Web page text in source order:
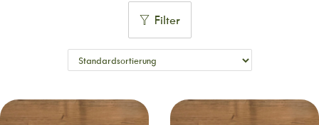
Filter